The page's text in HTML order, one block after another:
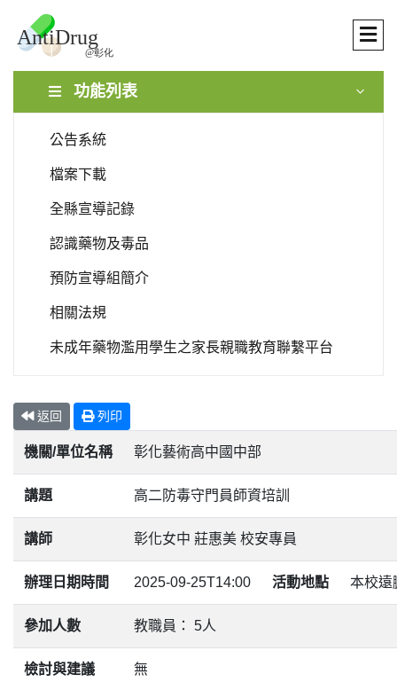
功能列表
公告系統
檔案下載
全縣宣導記錄
認識藥物及毒品
預防宣導組簡介
相關法規
未成年藥物濫用學生之家長親職教育聯繫平台
返回 列印
機關/單位名稱 彰化藝術高中國中部
講題 高二防毒守門員師資培訓
講師 彰化女中 莊惠美 校安專員
辦理日期時間 2025-09-25T14:00 活動地點 本校遠
參加人數 教職員： 5人
檢討與建議 無